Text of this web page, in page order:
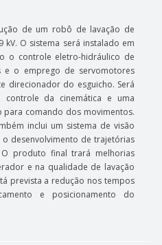
de um robô de lavação de
O sistema será instalado em
o controle eletro-hidráulico de
e o emprego de servomotores
direcionador do esguicho. Será
controle da cinemática e uma
comando dos movimentos.
inclui um sistema de visão
desenvolvimento de trajetórias
produto final trará melhorias
e na qualidade de lavação
prevista a redução nos tempos
e posicionamento do